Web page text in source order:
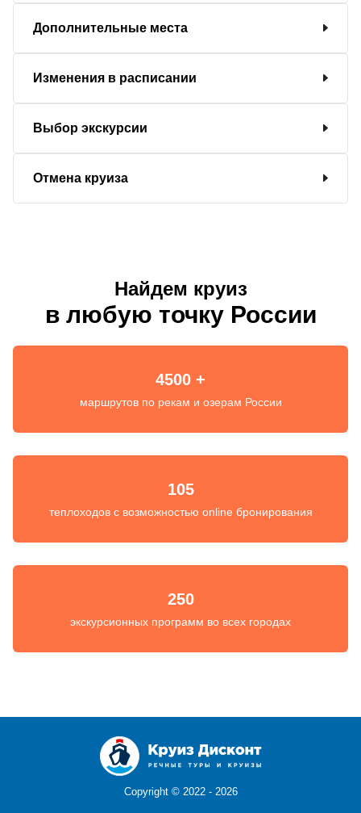
Дополнительные места
Изменения в расписании
Выбор экскурсии
Отмена круиза
Найдем круиз
в любую точку России
4500 +
маршрутов по рекам и озерам России
105
теплоходов с возможностью online бронирования
250
экскурсионных программ во всех городах
Copyright © 2022 - 2026